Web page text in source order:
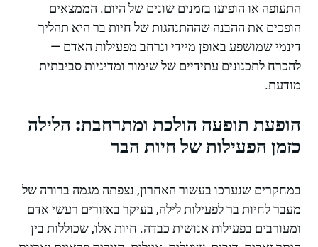
התעופה או הופיעו בזמנים שונים של היום. הממצאים
הופכים את ההבנה שההתנהגות של חיות בר היא תהליך
דינמי שמושפע באופן מיידי ונרחב מפעילות האדם —
להכרח לתכנונים עתידיים של שימור ומדיניות סביבתית
מודעת.
הופעת תופעה הולכת ומתרחבת: הלילה
כזמן הפעילות של חיות הבר
במחקרים שנערכו בעשור האחרון, נצפתה מגמה ברורה של
מעבר לחיות בר לפעילות לילה, בעיקר באזורים רעשי אדם
ומעורבים בפעילות אנושית כבדה. חיות אלו, שכוללות בין